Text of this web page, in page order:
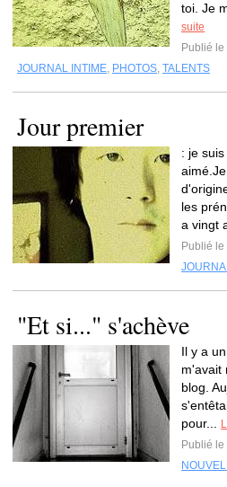
toi. Je
suite
Publié
JOURNAL INTIME, PHOTOS, TALENTS
Jour premier
: je
les
a vingt
Publié
"Et si..." s'achève
Il y a
m'avait
blog.
pour...
Publié